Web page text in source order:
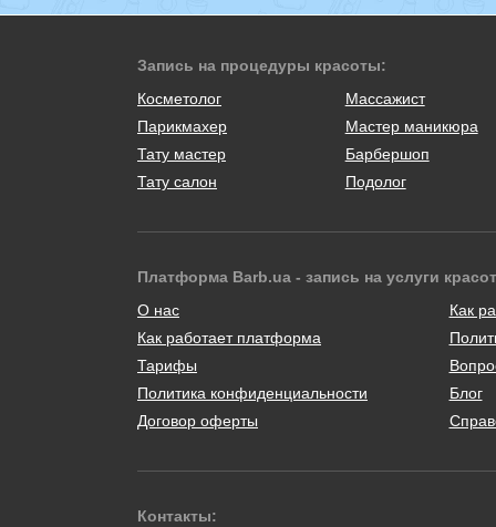
Запись на процедуры красоты:
Косметолог
Массажист
Парикмахер
Мастер маникюра
Тату мастер
Барбершоп
Тату салон
Подолог
Платформа Barb.ua - запись на услуги
О нас
Как работает платформа
Тарифы
Политика конфиденциальности
Договор оферты
Как
Блог
Контакты: